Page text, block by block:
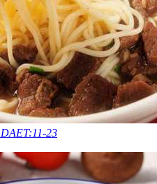
DAET:11-23